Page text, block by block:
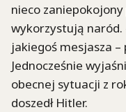
nieco
wykorzystują naród.
jakiegoś mesjasza –
Jednocześnie
obecnej sytuacji z
doszedł Hitler.